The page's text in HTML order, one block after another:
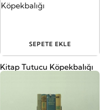
SEPETE EKLE
Kitap Tutucu Köpekbalığı